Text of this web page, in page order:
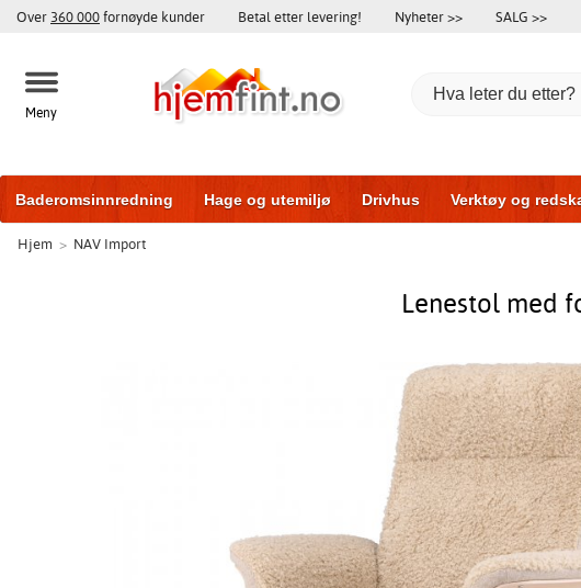
Over 360 000fornøyde kunder Betal etter levering! Nyheter >> SALG >>
Meny
Baderomsinnredning Hage og utemiljø Drivhus Verktøy og
Baderomsmøbler
Hjem > NAV Import
Lenestol med